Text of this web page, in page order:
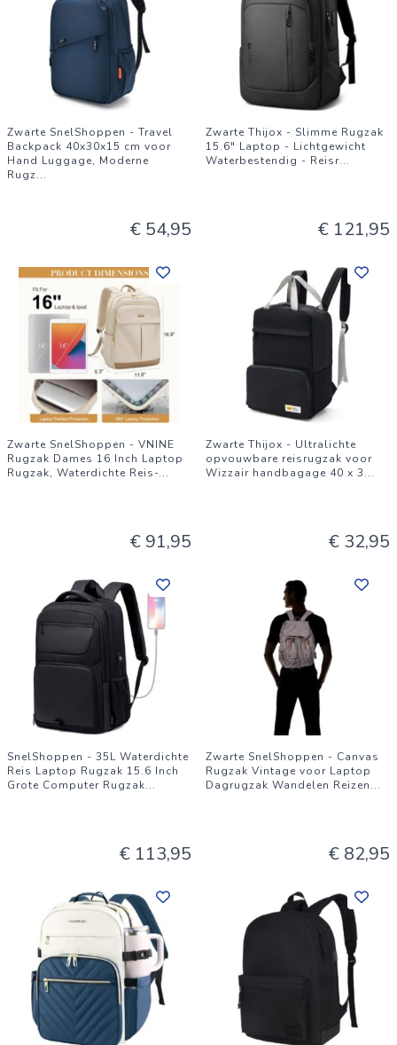
Zwarte SnelShoppen - Travel
Backpack 40x30x15 cm voor
Hand Luggage, Moderne
Rugz...
€ 54,95
Zwarte Thijox - Slimme Rugzak
15.6" Laptop - Lichtgewicht
Waterbestendig - Reisr...
€ 121,95
Zwarte SnelShoppen - VNINE
Rugzak Dames 16 Inch Laptop
Rugzak, Waterdichte Reis-...
€ 91,95
Zwarte Thijox - Ultralichte
opvouwbare reisrugzak voor
Wizzair handbagage 40 x 3...
€ 32,95
SnelShoppen - 35L Waterdichte
Reis Laptop Rugzak 15.6 Inch
Grote Computer Rugzak...
€ 113,95
Zwarte SnelShoppen - Canvas
Rugzak Vintage voor Laptop
Dagrugzak Wandelen Reizen...
€ 82,95